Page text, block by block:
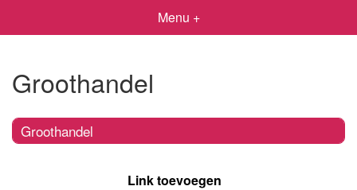
Menu +
Groothandel
Groothandel
Link toevoegen